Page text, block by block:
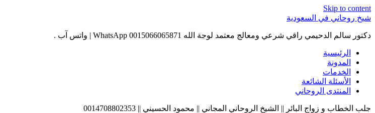
Skip to content
شيخ روحاني في السعودية
دكتور سالم الدحيمي راقي شرعي ومعالج معتمد لوجة الله 0015066065871 WhatsApp | واتس آب .
الرئيسية
المدونة
الخدمات
الأسئلة الشائعة
المنتدى الروحاني
جلب الخطاب و زواج البائر || الشيخ الروحاني المجاني || محمود الحسيني || 0014708802353